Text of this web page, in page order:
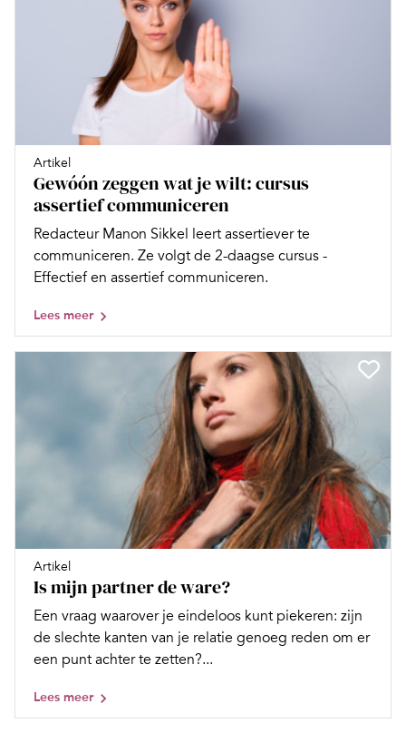
Artikel
Gewóón zeggen wat je wilt: cursus
assertief communiceren
Redacteur Manon Sikkel leert assertiever te
communiceren. Ze volgt de 2-daagse cursus ­
Effectief en assertief communiceren.
Lees meer
Artikel
Is mijn partner de ware?
Een vraag waarover je eindeloos kunt piekeren: zijn
de slechte kanten van je relatie genoeg reden om er
een punt achter te zetten?...
Lees meer